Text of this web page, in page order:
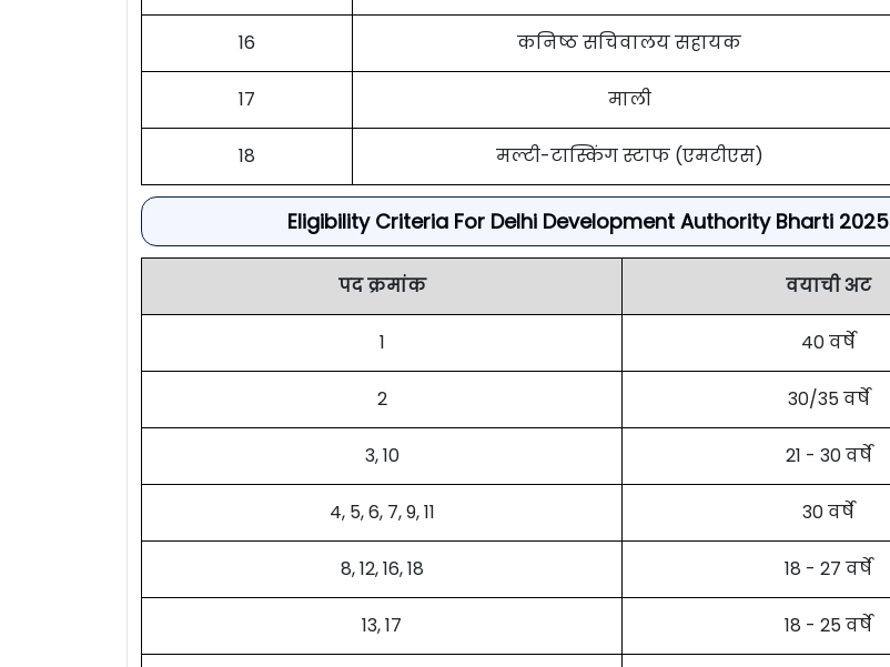
16 कनिष्ठ सचिवालय सहायक
17 माली
18 मल्टी-टास्किंग स्टाफ (एमटीएस)
Eligibility Criteria For Delhi Development Authority Bharti 2025
पद क्रमांक वयाची अट
1 40 वर्षे
2 30/35 वर्षे
3, 10 21 - 30 वर्षे
4, 5, 6, 7, 9, 11 30 वर्षे
8, 12, 16, 18 18 - 27 वर्षे
13, 17 18 - 25 वर्षे